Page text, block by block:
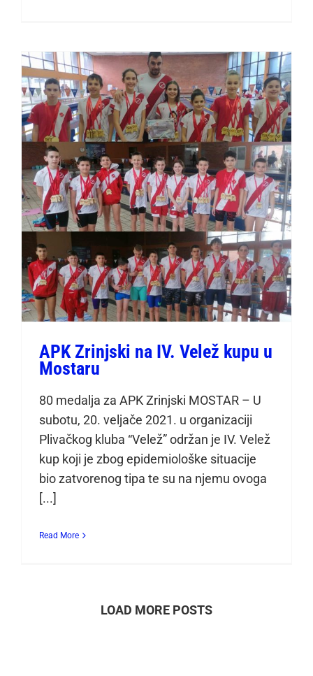
APK Zrinjski na IV. Velež
kupu u Mostaru
APK Zrinjski na IV. Velež kupu u
Mostaru
80 medalja za APK Zrinjski MOSTAR – U
subotu, 20. veljače 2021. u organizaciji
Plivačkog kluba “Velež” održan je IV. Velež
kup koji je zbog epidemiološke situacije
bio zatvorenog tipa te su na njemu ovoga
[...]
Read More
LOAD MORE POSTS